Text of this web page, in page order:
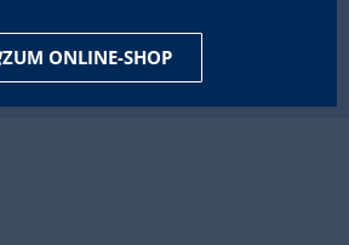
ZUM ONLINE-SHOP